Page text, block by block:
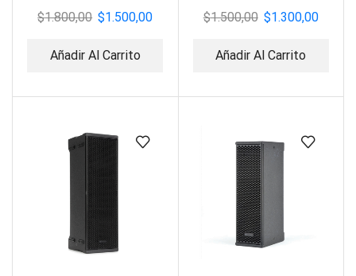
2 vías
$1.800,00 $1.500,00
Añadir Al Carrito
2 vias
$1.500,00 $1.300,00
Añadir Al Carrito